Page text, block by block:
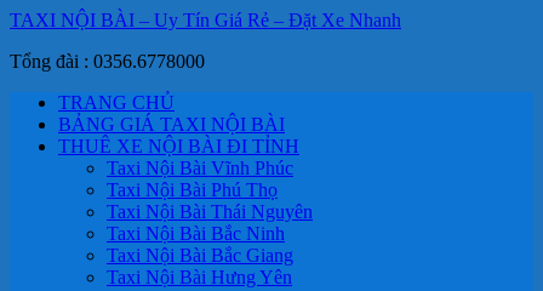
TAXI NỘI BÀI – Uy Tín Giá Rẻ – Đặt Xe Nhanh
Tổng đài : 0356.6778000
TRANG CHỦ
BẢNG GIÁ TAXI NỘI BÀI
THUÊ XE NỘI BÀI ĐI TỈNH
Taxi Nội Bài Vĩnh Phúc
Taxi Nội Bài Phú Thọ
Taxi Nội Bài Thái Nguyên
Taxi Nội Bài Bắc Ninh
Taxi Nội Bài Bắc Giang
Taxi Nội Bài Hưng Yên